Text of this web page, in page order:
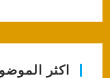
اكثر